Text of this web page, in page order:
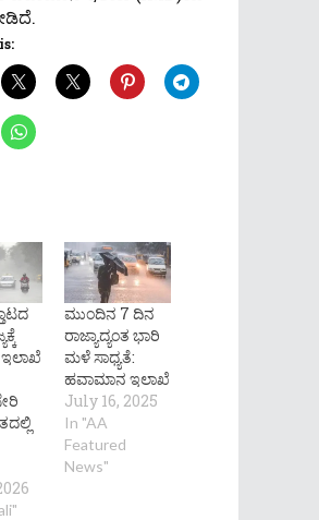
ಮುಂದಿನ 7 ದಿನ
ರಾಜ್ಯಾದ್ಯಂತ ಭಾರಿ
ಮಳೆ ಸಾಧ್ಯತೆ:
ಹವಾಮಾನ ಇಲಾಖೆ
July 16, 2025
In "AA
Featured
News"